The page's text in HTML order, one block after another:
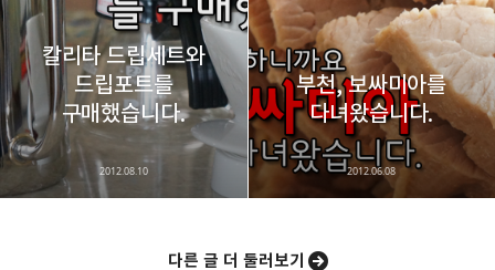
칼리타 드립세트와
드립포트를
구매했습니다.
2012.08.10
부천, 보싸미아를
다녀왔습니다.
2012.06.08
다른 글 더 둘러보기